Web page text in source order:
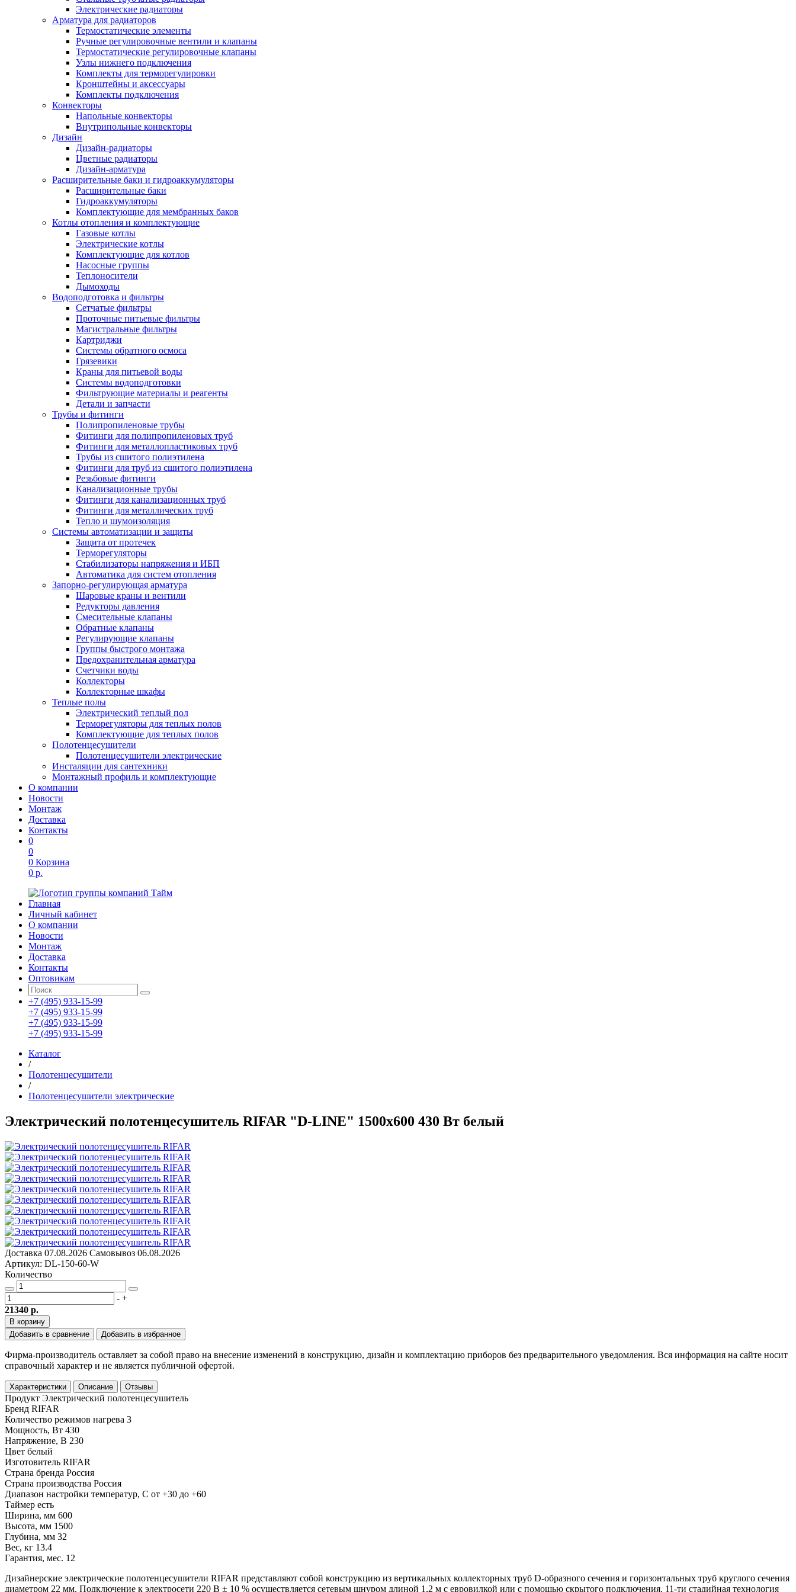
Электрические радиаторы
Арматура для радиаторов
Термостатические элементы
Ручные регулировочные вентили и клапаны
Термостатические регулировочные клапаны
Узлы нижнего подключения
Комплекты для терморегулировки
Кронштейны и аксессуары
Комплекты подключения
Конвекторы
Напольные конвекторы
Внутрипольные конвекторы
Дизайн
Дизайн-радиаторы
Цветные радиаторы
Дизайн-арматура
Расширительные баки и гидроаккумуляторы
Расширительные баки
Гидроаккумуляторы
Комплектующие для мембранных баков
Котлы отопления и комплектующие
Газовые котлы
Электрические котлы
Комплектующие для котлов
Насосные группы
Теплоносители
Дымоходы
Водоподготовка и фильтры
Сетчатые фильтры
Проточные питьевые фильтры
Магистральные фильтры
Картриджи
Системы обратного осмоса
Грязевики
Краны для питьевой воды
Системы водоподготовки
Фильтрующие материалы и реагенты
Детали и запчасти
Трубы и фитинги
Полипропиленовые трубы
Фитинги для полипропиленовых труб
Фитинги для металлопластиковых труб
Трубы из сшитого полиэтилена
Фитинги для труб из сшитого полиэтилена
Резьбовые фитинги
Канализационные трубы
Фитинги для канализационных труб
Фитинги для металлических труб
Тепло и шумоизоляция
Системы автоматизации и защиты
Защита от протечек
Терморегуляторы
Стабилизаторы напряжения и ИБП
Автоматика для систем отопления
Запорно-регулирующая арматура
Шаровые краны и вентили
Редукторы давления
Смесительные клапаны
Обратные клапаны
Регулирующие клапаны
Группы быстрого монтажа
Предохранительная арматура
Счетчики воды
Коллекторы
Коллекторные шкафы
Теплые полы
Электрический теплый пол
Терморегуляторы для теплых полов
Комплектующие для теплых полов
Полотенцесушители
Полотенцесушители электрические
Инсталяции для сантехники
Монтажный профиль и комплектующие
О компании
Новости
Монтаж
Доставка
Контакты
0
0
0 Корзина
0 р.
Главная
Личный кабинет
О компании
Новости
Монтаж
Доставка
Контакты
Оптовикам
+7 (495) 933-15-99
+7 (495) 933-15-99
+7 (495) 933-15-99
+7 (495) 933-15-99
Каталог
/
Полотенцесушители
/
Полотенцесушители электрические
Электрический полотенцесушитель RIFAR "D-LINE" 1500х600 430 Вт белый
Доставка 07.08.2026 Самовывоз 06.08.2026
Артикул: DL-150-60-W
Количество
- +
21340 р.
В корзину
Добавить в сравнение
Добавить в избранное
Фирма-производитель оставляет за собой право на внесение изменений в конструкцию, дизайн и комплектацию приборов без предварительного уведомления. Вся информация на сайте носит
справочный характер и не является публичной офертой.
Характеристики Описание Отзывы
Продукт Электрический полотенцесушитель
Бренд RIFAR
Количество режимов нагрева 3
Мощность, Вт 430
Напряжение, В 230
Цвет белый
Изготовитель RIFAR
Страна бренда Россия
Страна производства Россия
Диапазон настройки температур, С от +30 до +60
Таймер есть
Ширина, мм 600
Высота, мм 1500
Глубина, мм 32
Вес, кг 13.4
Гарантия, мес. 12
Дизайнерские электрические полотенцесушители RIFAR представляют собой конструкцию из вертикальных коллекторных труб D-образного сечения и горизонтальных труб круглого сечения
диаметром 22 мм. Подключение к электросети 220 В ± 10 % осуществляется сетевым шнуром длиной 1,2 м с евровилкой или с помощью скрытого подключения. 11-ти стадийная технология